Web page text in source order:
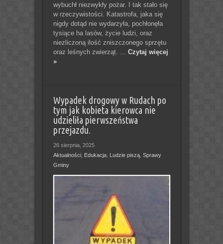
wybuchł niezwykły pożar. I tak stało się
w rzeczywistości. Katastrofa, jaka się
nigdy dotąd nie wydarzyła, pochłonęła
tysiące ha lasów, życie ludzi, oraz
niezliczoną ilość zniszczonego sprzętu
oraz leśnych zwierząt. ... Czytaj więcej
»
Wypadek drogowy w Rudach po
tym jak kobieta kierowca nie
udzieliła pierwszeństwa
przejazdu.
26 sierpnia, 2025
Aktualności, Edukacja, Ludzie piszą, Sprawy
Gminy